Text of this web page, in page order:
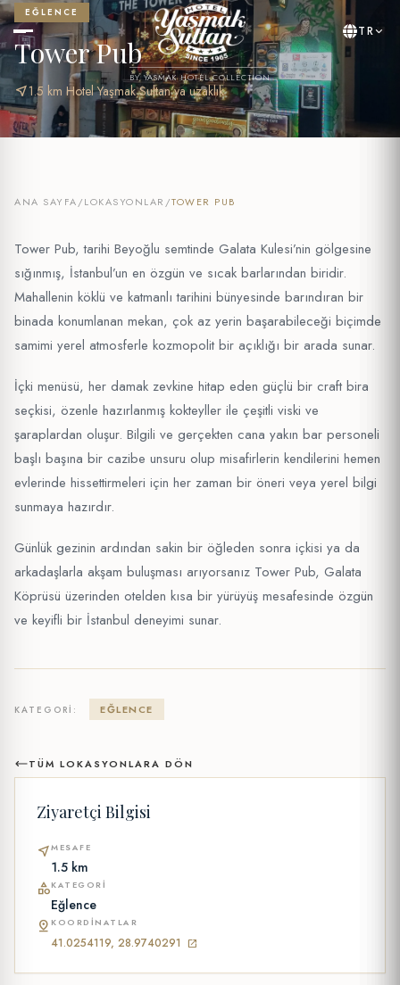
BY YASMAK HOTEL COLLECTION
TR
EĞLENCE
Tower Pub
near_me1.5 km Hotel Yaşmak Sultan'ya uzaklık
ANA SAYFA/LOKASYONLAR /TOWER PUB
Tower Pub, tarihi Beyoğlu semtinde Galata Kulesi’nin gölgesine
sığınmış, İstanbul’un en özgün ve sıcak barlarından biridir.
Mahallenin köklü ve katmanlı tarihini bünyesinde barındıran bir
binada konumlanan mekan, çok az yerin başarabileceği biçimde
samimi yerel atmosferle kozmopolit bir açıklığı bir arada sunar.
İçki menüsü, her damak zevkine hitap eden güçlü bir craft bira
seçkisi, özenle hazırlanmış kokteyller ile çeşitli viski ve
şaraplardan oluşur. Bilgili ve gerçekten cana yakın bar personeli
başlı başına bir cazibe unsuru olup misafirlerin kendilerini hemen
evlerinde hissettirmeleri için her zaman bir öneri veya yerel bilgi
sunmaya hazırdır.
Günlük gezinin ardından sakin bir öğleden sonra içkisi ya da
arkadaşlarla akşam buluşması arıyorsanız Tower Pub, Galata
Köprüsü üzerinden otelden kısa bir yürüyüş mesafesinde özgün
ve keyifli bir İstanbul deneyimi sunar.
KATEGORI: EĞLENCE
TÜM LOKASYONLARA DÖN
Ziyaretçi Bilgisi
near_meMESAFE
1.5 km
categoryKATEGORI
Eğlence
pin_drop KOORDINATLAR
41.0254119, 28.9740291 open_in_new